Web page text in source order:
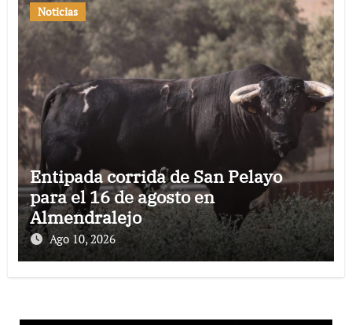
Noticias
Entipada corrida de San Pelayo
para el 16 de agosto en
Almendralejo
Ago 10, 2026